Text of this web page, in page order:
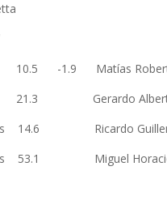
10.5 -1.9 Matías
21.3 Gerardo
14.6 Ricardo
53.1 Miguel